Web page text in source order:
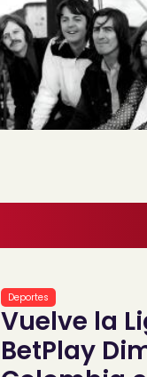
Deportes
Vuelve la
BetPlay